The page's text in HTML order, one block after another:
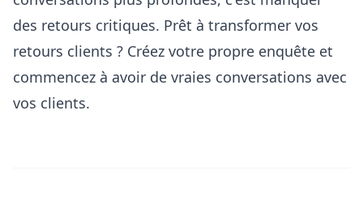
des retours critiques. Prêt à transformer vos
retours clients ? Créez votre propre enquête et
commencez à avoir de vraies conversations avec
vos clients.